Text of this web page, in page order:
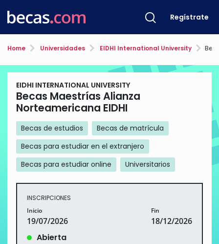
Regístrate
Home Universidades EIDHI International University
EIDHI INTERNATIONAL UNIVERSITY
Becas Maestrías Alianza
Norteamericana EIDHI
Becas de estudios
Becas de matrícula
Becas para estudiar en el extranjero
Becas para estudiar online
Universitarios
INSCRIPCIONES
Inicio
19/07/2026
Fin
18/12/2026
Abierta